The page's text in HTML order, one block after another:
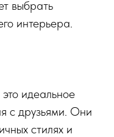
выбрать
интерьера.
идеальное
с друзьями. Они
стилях и